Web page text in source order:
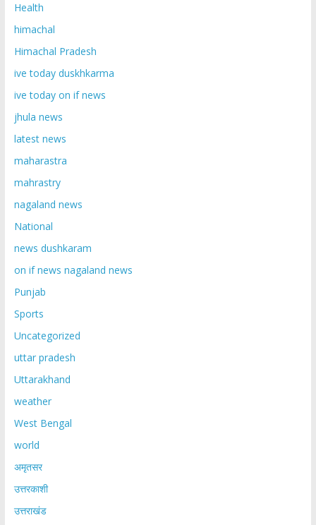
Health
himachal
Himachal Pradesh
ive today duskhkarma
ive today on if news
jhula news
latest news
maharastra
mahrastry
nagaland news
National
news dushkaram
on if news nagaland news
Punjab
Sports
Uncategorized
uttar pradesh
Uttarakhand
weather
West Bengal
world
अमृतसर
उत्तरकाशी
उत्तराखंड